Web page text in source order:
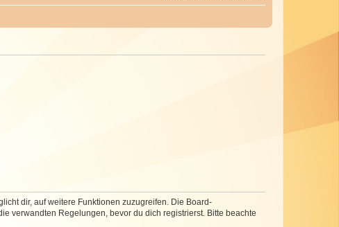
dir, auf weitere Funktionen zuzugreifen. Die Board-
verwandten Regelungen, bevor du dich registrierst. Bitte beachte